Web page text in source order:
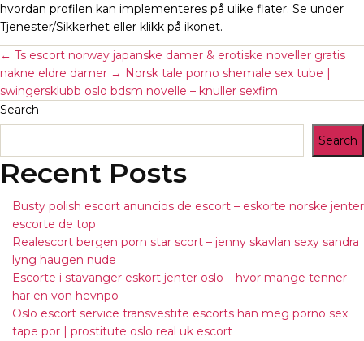
hvordan profilen kan implementeres på ulike flater. Se under
Tjenester/Sikkerhet eller klikk på ikonet.
← Ts escort norway japanske damer & erotiske noveller gratis
nakne eldre damer → Norsk tale porno shemale sex tube |
swingersklubb oslo bdsm novelle – knuller sexfim
Search
Search
Recent Posts
Busty polish escort anuncios de escort – eskorte norske jenter
escorte de top
Realescort bergen porn star scort – jenny skavlan sexy sandra
lyng haugen nude
Escorte i stavanger eskort jenter oslo – hvor mange tenner
har en von hevnpo
Oslo escort service transvestite escorts han meg porno sex
tape por | prostitute oslo real uk escort